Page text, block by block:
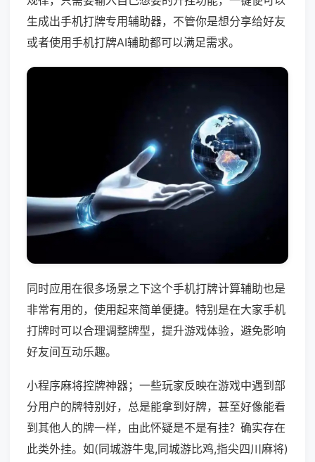
生成出手机打牌专用辅助器，不管你是想分享给好友
或者使用手机打牌AI辅助都可以满足需求。
同时应用在很多场景之下这个手机打牌计算辅助也是
非常有用的，使用起来简单便捷。特别是在大家手机
打牌时可以合理调整牌型，提升游戏体验，避免影响
好友间互动乐趣。
小程序麻将控牌神器；一些玩家反映在游戏中遇到部
分用户的牌特别好，总是能拿到好牌，甚至好像能看
到其他人的牌一样，由此怀疑是不是有挂？确实存在
此类外挂。如(同城游牛鬼,同城游比鸡,指尖四川麻将)